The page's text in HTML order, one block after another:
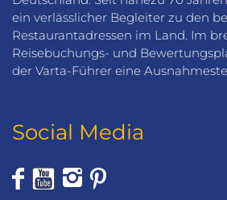
ein verlässlicher Begleiter zu den
Restaurantadressen im Land. Im
Reisebuchungs- und
der Varta-Führer eine
Social Media